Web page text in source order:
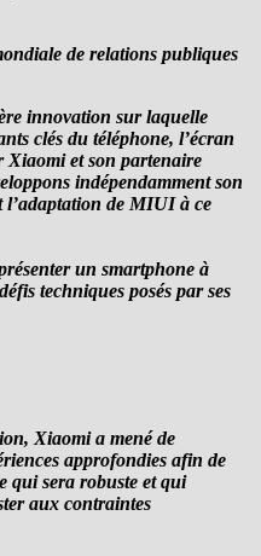
de relations publiques
innovation sur laquelle
clés du téléphone, l’écran
Xiaomi et son partenaire
indépendamment son
l’adaptation de MIUI à ce
un smartphone à
techniques posés par ses
Xiaomi a mené de
approfondies afin de
qui sera robuste et qui
aux contraintes